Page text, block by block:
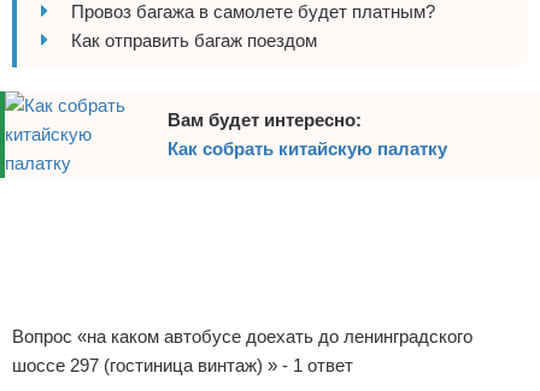
Отели
Отдых на природе
Планирование отдыха
Провоз багажа в самолете будет платным?
Как отправить багаж поездом
Вам будет интересно:
Как собрать китайскую палатку
Вопрос «на каком автобусе доехать до ленинградского
шоссе 297 (гостиница винтаж) » - 1 ответ